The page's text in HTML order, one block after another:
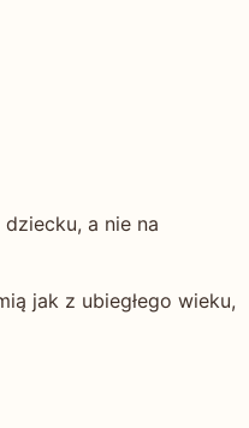
a nie na
jak z ubiegłego wieku,